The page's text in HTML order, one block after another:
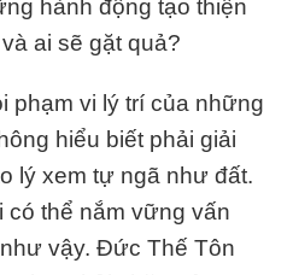
hành động tạo thiện
ai sẽ gặt quả?
phạm vi lý trí của những
hiểu biết phải giải
lý xem tự ngã như đất.
thể nắm vững vấn
vậy. Ðức Thế Tôn